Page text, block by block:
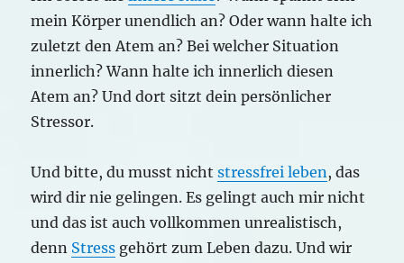
mein Körper unendlich an? Oder wann halte ich
zuletzt den Atem an? Bei welcher Situation
innerlich? Wann halte ich innerlich diesen
Atem an? Und dort sitzt dein persönlicher
Stressor.
Und bitte, du musst nichtstressfrei leben, das
wird dir nie gelingen. Es gelingt auch mir nicht
und das ist auch vollkommen unrealistisch,
denn Stress gehört zum Leben dazu. Und wir